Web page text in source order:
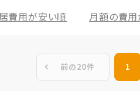
費用が安い順 月額の費
前の20件 1